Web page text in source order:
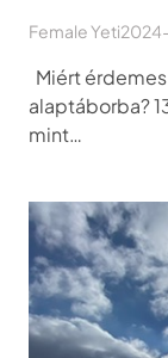
Female Yeti
Miért
alaptáborba?
mint…